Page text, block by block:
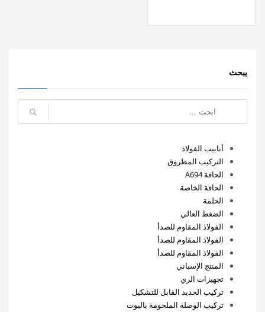
يبحث
أنابيب الفولاذ
التركيب المطروق
الحافة A694
الحافة الخاصة
الحلمة
الضغط العالي
الفولاذ المقاوم للصدأ
الفولاذ المقاوم للصدأ
الفولاذ المقاوم للصدأ
المنتج الإسباني
تجهيزات الري
تركيب الحديد القابل للتشكيل
تركيب الوصلة الملحومة بالبوت